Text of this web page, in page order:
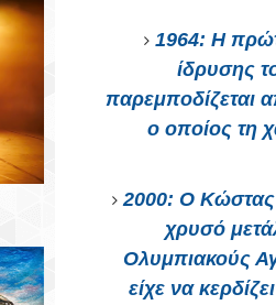
1964: Η
ίδρυσης
παρεμποδίζεται
ο οποίος τη
2000: Ο Κώστας
χρυσό
Ολυμπιακούς
είχε να